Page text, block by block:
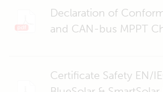
Declaration of
and CAN-bus MPPT
Certificate Safety EN/